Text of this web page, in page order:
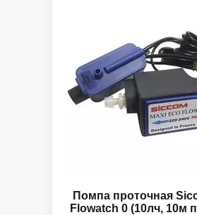
Помпа проточная
Flowatch 0 (10лч, 10м